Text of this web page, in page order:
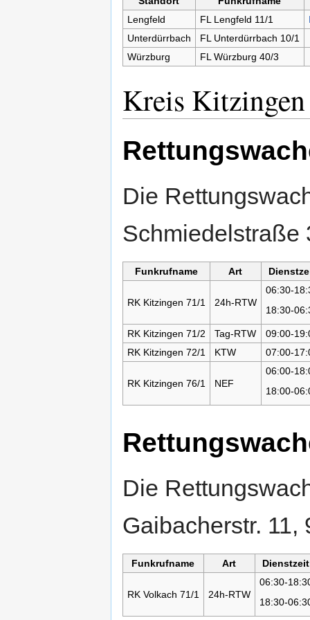
Lengfeld
FL Lengfeld 11/1
Unterdürrbach
FL Unterdürrbach 10/1
Würzburg
FL Würzburg 40/3
Kreis Kitzingen
Die
Schmiedelstraße
Funkrufname Art
RK Kitzingen 71/1 24h-RTW
06:30-
18:30-
RK Kitzingen 71/2 Tag-RTW
09:00-
RK Kitzingen 72/1
KTW 07:00-
RK Kitzingen 76/1 NEF
06:00-
18:00-
Die
Gaibacherstr. 11,
Funkrufname Art Dienstzeit
RK Volkach 71/1 24h-RTW
06:30-
18:30-